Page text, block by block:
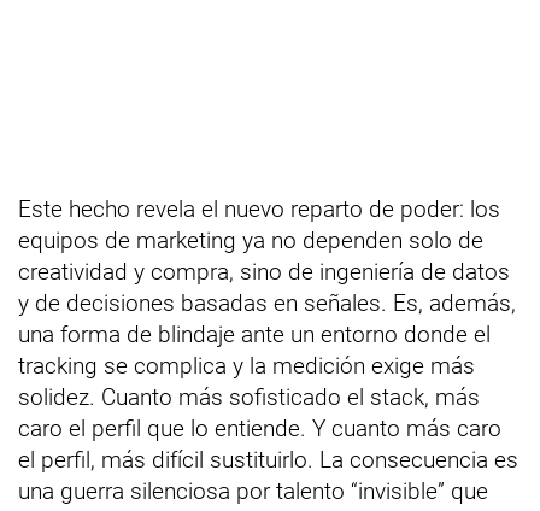
Este hecho revela el nuevo reparto de poder: los
equipos de marketing ya no dependen solo de
creatividad y compra, sino de ingeniería de datos
y de decisiones basadas en señales. Es, además,
una forma de blindaje ante un entorno donde el
tracking se complica y la medición exige más
solidez. Cuanto más sofisticado el stack, más
caro el perfil que lo entiende. Y cuanto más caro
el perfil, más difícil sustituirlo. La consecuencia es
una guerra silenciosa por talento “invisible” que